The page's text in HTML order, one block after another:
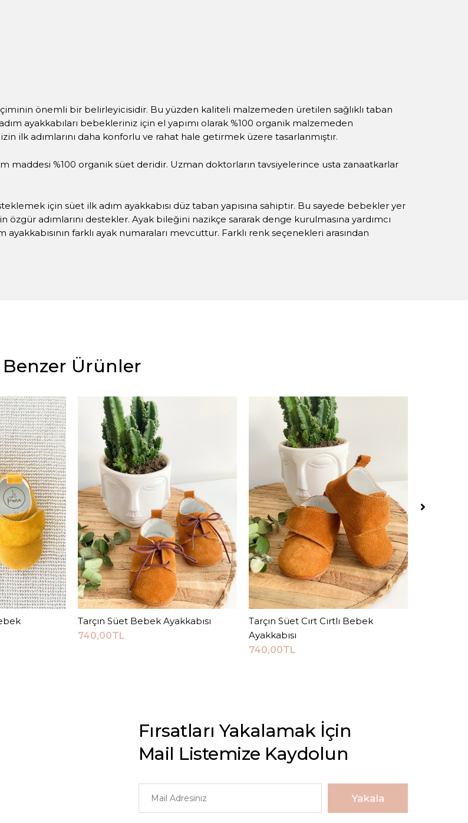
önemli bir belirleyicisidir. Bu yüzden kaliteli malzemeden üretilen sağlıklı taban
ayakkabıları bebekleriniz için el yapımı olarak %100 organik malzemeden
ilk adımlarını daha konforlu ve rahat hale getirmek üzere tasarlanmıştır.
maddesi %100 organik süet deridir. Uzman doktorların tavsiyelerince usta zanaatkarlar
için süet ilk adım ayakkabısı düz taban yapısına sahiptir. Bu sayede bebekler yer
adımlarını destekler. Ayak bileğini nazikçe sararak denge kurulmasına yardımcı
farklı ayak numaraları mevcuttur. Farklı renk seçenekleri arasından
Benzer Ürünler
Sepete Ekle
Tarçın Süet Bebek Ayakkabısı
740,00TL
Sepete Ekle
Tarçın Süet Cırt Cırtlı Bebek
Ayakkabısı
740,00TL
Fırsatları Yakalamak İçin
Mail Listemize Kaydolun
Yakala